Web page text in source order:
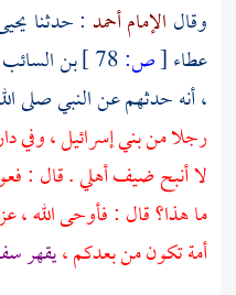
وقال الإمام أحمد : حدثنا
عطاء[ص: بن
،أنه حدثهم عن النبي صلى
رجلا منبني إسرائيل ،وفي
لا أنبح ضيف أهلي . قال :
ما هذا؟ قال : فأوحى الله
أمة تكون من بعدكم ،يقهر